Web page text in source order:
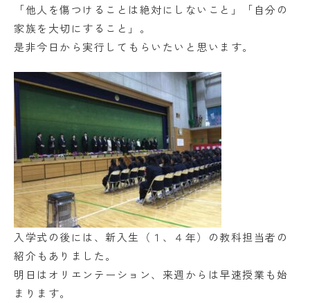
学校法人日出学園
日出学園幼稚園
日出学園中学校・高等学校
日出学園同窓会 ひので会 瑞穂会
このサイトについて
個人情報の取り扱いについて
「他人を傷つけることは絶対にしないこと」「自分の
家族を大切にすること」。
是非今日から実行してもらいたいと思います。
入学式の後には、新入生（１、４年）の教科担当者の
紹介もありました。
明日はオリエンテーション、来週からは早速授業も始
まります。